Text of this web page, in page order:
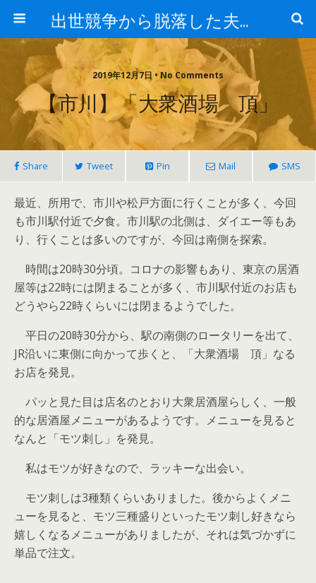
出世競争から脱落した夫と妻の日常
2019年12月7日 • No Comments
【市川】「大衆酒場 頂」
Share Tweet Pin Mail SMS
最近、所用で、市川や松戸方面に行くことが多く、今回
も市川駅付近で夕食。市川駅の北側は、ダイエー等もあ
り、行くことは多いのですが、今回は南側を探索。
時間は20時30分頃。コロナの影響もあり、東京の居酒
屋等は22時には閉まることが多く、市川駅付近のお店も
どうやら22時くらいには閉まるようでした。
平日の20時30分から、駅の南側のロータリーを出て、
JR沿いに東側に向かって歩くと、「大衆酒場 頂」なる
お店を発見。
パッと見た目は店名のとおり大衆居酒屋らしく、一般
的な居酒屋メニューがあるようです。メニューを見ると
なんと「モツ刺し」を発見。
私はモツが好きなので、ラッキーな出会い。
モツ刺しは3種類くらいありました。後からよくメニ
ューを見ると、モツ三種盛りといったモツ刺し好きなら
嬉しくなるメニューがありましたが、それは気づかずに
単品で注文。